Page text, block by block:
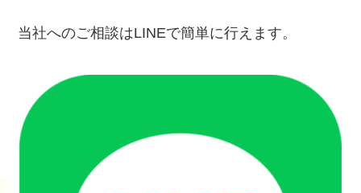
当社へのご相談はLINEで簡単に行えます。